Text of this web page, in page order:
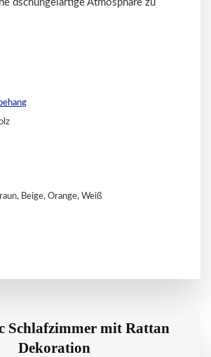
dschungelartige Atmosphäre zu
Beige, Orange, Weiß
Schlafzimmer mit Rattan
Dekoration